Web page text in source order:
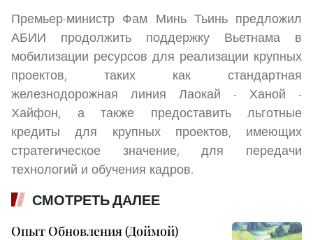
Премьер-министр Фам Минь Тьинь предложил
АБИИ продолжить поддержку Вьетнама в
мобилизации ресурсов для реализации крупных
проектов, таких как стандартная
железнодорожная линия Лаокай - Ханой -
Хайфон, а также предоставить льготные
кредиты для крупных проектов, имеющих
стратегическое значение, для передачи
технологий и обучения кадров.
СМОТРЕТЬ ДАЛЕЕ
Опыт Обновления (Доймой)